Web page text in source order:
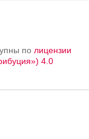
по лицензии
4.0